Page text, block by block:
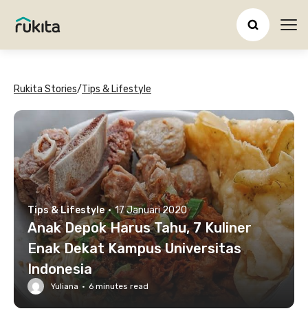
Rukita Stories/Tips & Lifestyle
Tips & Lifestyle · 17 Januari 2020
Anak Depok Harus Tahu, 7 Kuliner
Enak Dekat Kampus Universitas
Indonesia
Yuliana · 6 minutes read